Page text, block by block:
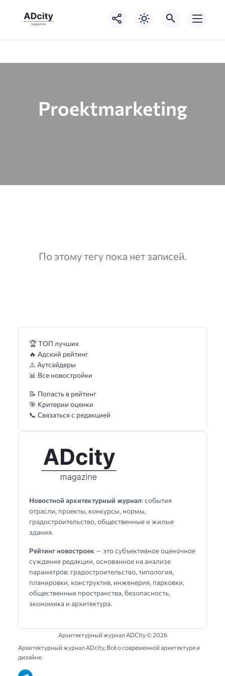
Proektmarketing
По этому тегу пока нет записей.
Новостной архитектурный журнал: события
отрасли, проекты, конкурсы, нормы,
градостроительство, общественные и жилые
здания.
Рейтинг новостроек — это субъективное оценочное
суждение редакции, основанное на анализе
параметров: градостроительство, типология,
планировки, конструктив, инженерия, парковки,
общественные пространства, безопасность,
экономика и архитектура.
🏆 ТОП лучших
🔥 Адский рейтинг
⚠️ Аутсайдеры
📊 Все новостройки
📝 Попасть в рейтинг
🎯 Критерии оценки
📞 Связаться с редакцией
Архитектурный журнал ADCity ©2026
Архитектурный журнал ADсity, Всё о современной архитектуре и
дизайне.